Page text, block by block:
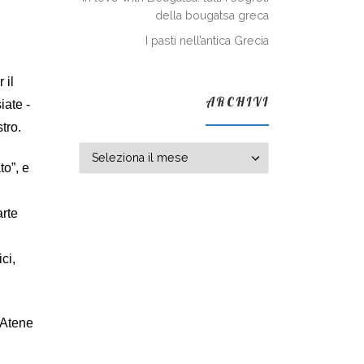
il
-
e
della bougatsa greca
I pasti nell’antica Grecia
ARCHIVI